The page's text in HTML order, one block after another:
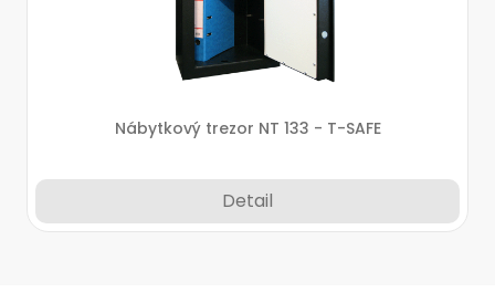
Nábytkový trezor NT 133 - T-SAFE
Detail